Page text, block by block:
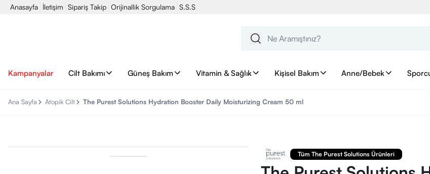
Anasayfa İletişim Sipariş Takip Orijinallik Sorgulama S.S.S
Kampanyalar Cilt Bakımı Güneş Bakım Vitamin & Sağlık Kişisel Bakım Anne/Bebek
Ana Sayfa Atopik Cilt The Purest Solutions Hydration Booster Daily Moisturizing Cream 50 ml
Tüm The Purest Solutions Ürünleri